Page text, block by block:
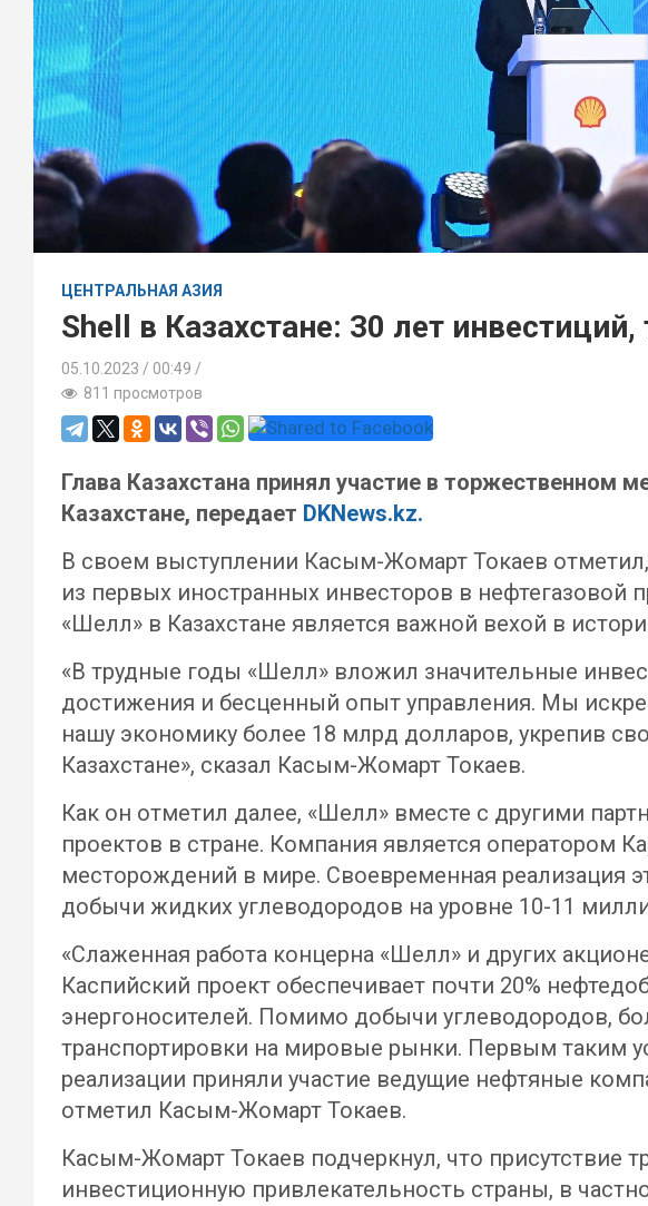
ЦЕНТРАЛЬНАЯ АЗИЯ
Shell в Казахстане: 30 лет инвестиций,
05.10.2023
00:49 /
811 просмотров
Глава Казахстана принял участие в торжественном
Казахстане, передает DKNews.kz.
В своем выступлении Касым-Жомарт Токаев
из первых иностранных инвесторов в
«Шелл» в Казахстане является важной вехой в
«В трудные годы «Шелл» вложил значительные
достижения и бесценный опыт управления. Мы
нашу экономику более 18 млрд долларов, укрепив
Казахстане», сказал Касым-Жомарт Токаев.
Как он отметил далее, «Шелл» вместе с другими
проектов в стране. Компания является оператором
месторождений в мире. Своевременная реализация
добычи жидких углеводородов на уровне 10-11
«Слаженная работа концерна «Шелл» и других
Каспийский проект обеспечивает почти 20%
энергоносителей. Помимо добычи углеводородов,
транспортировки на мировые рынки. Первым таким
реализации приняли участие ведущие нефтяные
отметил Касым-Жомарт Токаев.
Касым-Жомарт Токаев подчеркнул, что присутствие
инвестиционную привлекательность страны, в